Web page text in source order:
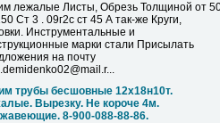
лежалые Листы, Обрезь Толщиной от
Ст 3 . 09г2с ст 45 А так-же Круги,
Инструментальные и
марки стали Присылать
на почту
трубы бесшовные 12х18н10т.
Вырезку. Не короче 4м.
8-900-088-88-86.